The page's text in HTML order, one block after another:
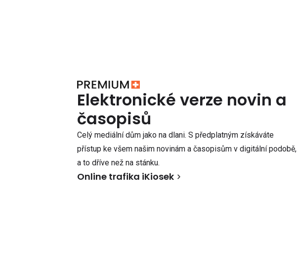
Elektronické verze novin a
časopisů
Celý mediální dům jako na dlani. S předplatným získáváte
přístup ke všem našim novinám a časopisům v digitální podobě,
a to dříve než na stánku.
Online trafika iKiosek